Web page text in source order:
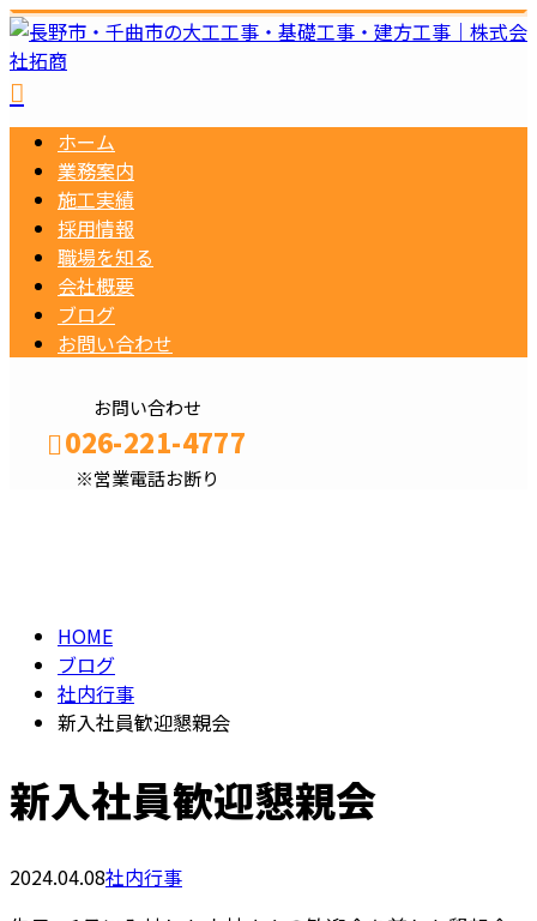
ホーム
業務案内
施工実績
採用情報
職場を知る
会社概要
ブログ
お問い合わせ
お問い合わせ
026-221-4777
※営業電話お断り
HOME
ブログ
社内行事
新入社員歓迎懇親会
新入社員歓迎懇親会
2024.04.08社内行事